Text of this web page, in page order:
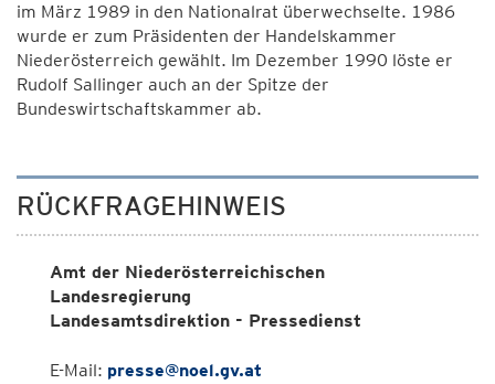
im März 1989 in den Nationalrat überwechselte. 1986
wurde er zum Präsidenten der Handelskammer
Niederösterreich gewählt. Im Dezember 1990 löste er
Rudolf Sallinger auch an der Spitze der
Bundeswirtschaftskammer ab.
RÜCKFRAGEHINWEIS
Amt der Niederösterreichischen
Landesregierung
Landesamtsdirektion - Pressedienst
E-Mail: presse@noel.gv.at